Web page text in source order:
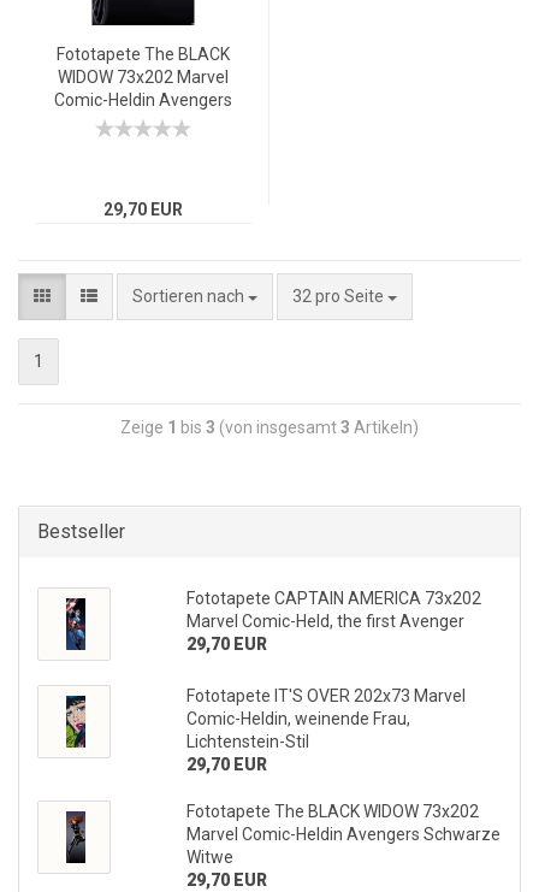
Fototapete The BLACK
WIDOW 73x202 Marvel
Comic-Heldin Avengers
Schwarze Witwe
29,70 EUR
Sortieren nach 32 pro Seite
1
Zeige 1 bis 3 (von insgesamt3 Artikeln)
Bestseller
Fototapete CAPTAIN AMERICA 73x202
Marvel Comic-Held, the first Avenger
29,70 EUR
Fototapete IT'S OVER 202x73 Marvel
Comic-Heldin, weinende Frau,
Lichtenstein-Stil
29,70 EUR
Fototapete The BLACK WIDOW 73x202
Marvel Comic-Heldin Avengers Schwarze
Witwe
29,70 EUR